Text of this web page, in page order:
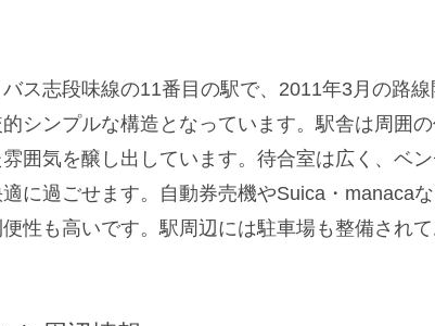
ス志段味線の11番目の駅で、2011年3月の路
シンプルな構造となっています。駅舎は周囲
囲気を醸し出しています。待合室は広く、ベ
に過ごせます。自動券売機やSuica・manaca
性も高いです。駅周辺には駐車場も整備され